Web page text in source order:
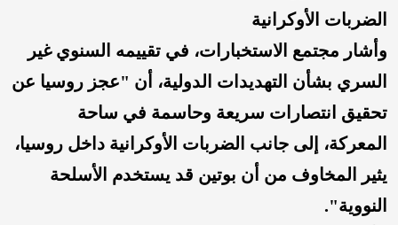
الضربات الأوكرانية
وأشار مجتمع الاستخبارات، في تقييمه السنوي غير
السري بشأن التهديدات الدولية، أن "عجز روسيا عن
تحقيق انتصارات سريعة وحاسمة في ساحة
المعركة، إلى جانب الضربات الأوكرانية داخل روسيا،
يثير المخاوف من أن بوتين قد يستخدم الأسلحة
النووية".